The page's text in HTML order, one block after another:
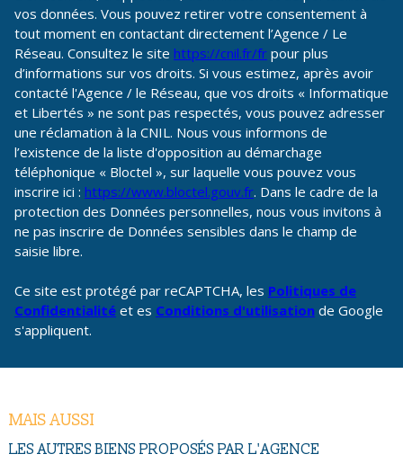
vos données. Vous pouvez retirer votre consentement à
tout moment en contactant directement l’Agence / Le
Réseau. Consultez le site https://cnil.fr/fr pour plus
d’informations sur vos droits. Si vous estimez, après avoir
contacté l'Agence / le Réseau, que vos droits « Informatique
et Libertés » ne sont pas respectés, vous pouvez adresser
une réclamation à la CNIL. Nous vous informons de
l’existence de la liste d'opposition au démarchage
téléphonique « Bloctel », sur laquelle vous pouvez vous
inscrire ici : https://www.bloctel.gouv.fr. Dans le cadre de la
protection des Données personnelles, nous vous invitons à
ne pas inscrire de Données sensibles dans le champ de
saisie libre.
Ce site est protégé par reCAPTCHA, les Politiques de
Confidentialité et es Conditions d'utilisation de Google
s'appliquent.
MAIS AUSSI
LES AUTRES BIENS PROPOSÉS PAR L'AGENCE